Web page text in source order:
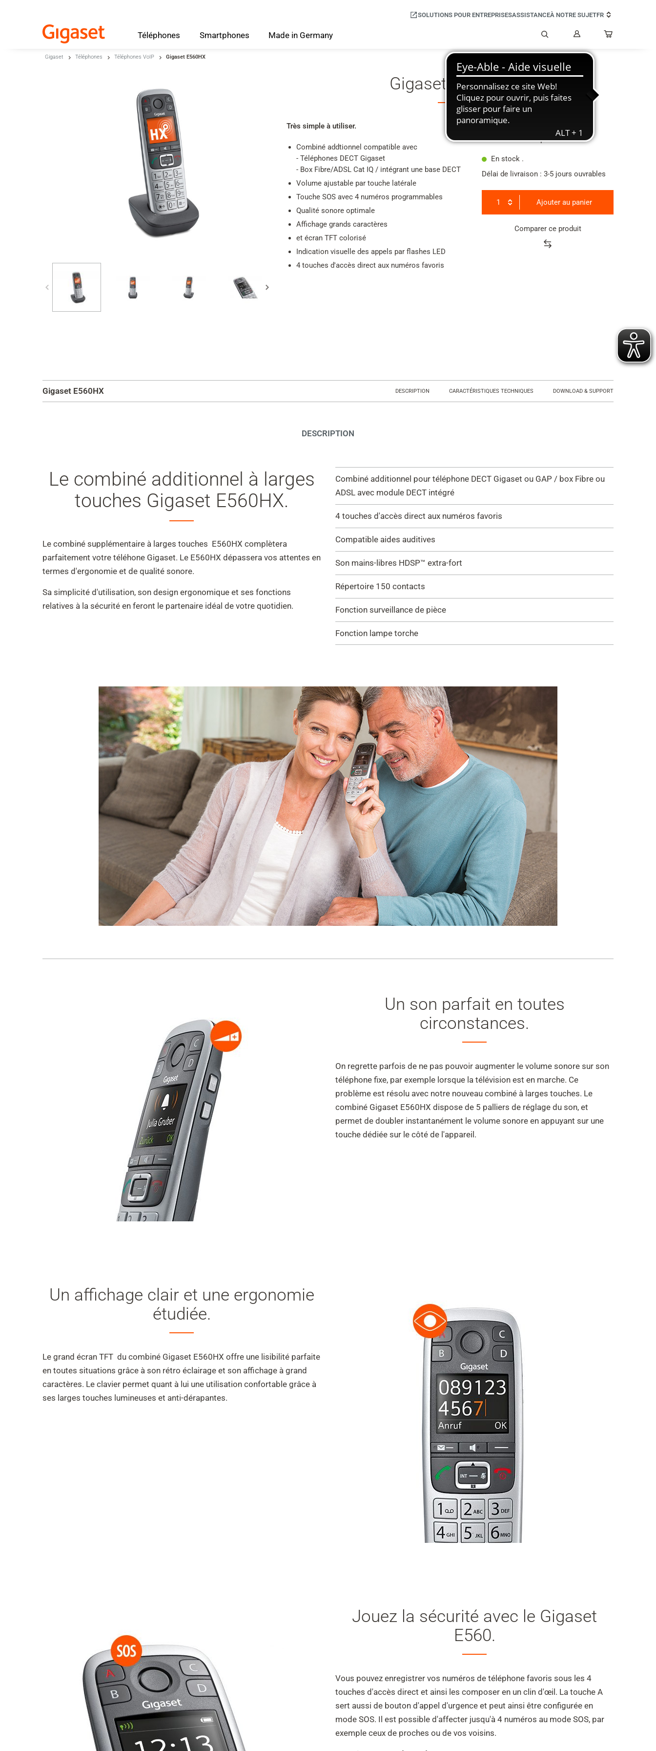
Skip to main content
SOLUTIONS POUR ENTREPRISESASSISTANCEÀ NOTRE SUJETFR
Recherchercompte
Téléphones Smartphones Made in Germany
Gigaset Téléphones Téléphones VoIP Gigaset E560HX
Gigaset E560HX
74,99 €
Toutes taxes comprises
En stock .
Délai de livraison : 3-5 jours ouvrables
1 Ajouter au panier
Comparer ce produit
Très simple à utiliser.
Combiné addtionnel compatible avec
- Téléphones DECT Gigaset
- Box Fibre/ADSL Cat IQ / intégrant une base DECT
Volume ajustable par touche latérale
Touche SOS avec 4 numéros programmables
Qualité sonore optimale
Affichage grands caractères
et écran TFT colorisé
Indication visuelle des appels par flashes LED
4 touches d'accès direct aux numéros favoris
Gigaset E560HX DESCRIPTION CARACTÉRISTIQUES TECHNIQUES DOWNLOAD & SUPPORT
DESCRIPTION
Le combiné additionnel à larges
touches Gigaset E560HX.
Le combiné supplémentaire à larges touches E560HX complètera
parfaitement votre téléhone Gigaset. Le E560HX dépassera vos attentes en
termes d'ergonomie et de qualité sonore.
Sa simplicité d'utilisation, son design ergonomique et ses fonctions
relatives à la sécurité en feront le partenaire idéal de votre quotidien.
Combiné additionnel pour téléphone DECT Gigaset ou GAP / box Fibre ou
ADSL avec module DECT intégré
4 touches d'accès direct aux numéros favoris
Compatible aides auditives
Son mains-libres HDSP™ extra-fort
Répertoire 150 contacts
Fonction surveillance de pièce
Fonction lampe torche
Un son parfait en toutes
circonstances.
On regrette parfois de ne pas pouvoir augmenter le volume sonore sur son
téléphone fixe, par exemple lorsque la télévision est en marche. Ce
problème est résolu avec notre nouveau combiné à larges touches. Le
combiné Gigaset E560HX dispose de 5 palliers de réglage du son, et
permet de doubler instantanément le volume sonore en appuyant sur une
touche dédiée sur le côté de l'appareil.
Un affichage clair et une ergonomie
étudiée.
Le grand écran TFT du combiné Gigaset E560HX offre une lisibilité parfaite
en toutes situations grâce à son rétro éclairage et son affichage à grand
caractères. Le clavier permet quant à lui une utilisation confortable grâce à
ses larges touches lumineuses et anti-dérapantes.
Jouez la sécurité avec le Gigaset
E560.
Vous pouvez enregistrer vos numéros de téléphone favoris sous les 4
touches d'accès direct et ainsi les composer en un clin d'œil. La touche A
sert aussi de bouton d'appel d'urgence et peut ainsi être configurée en
mode SOS. Il est possible d'affecter jusqu'à 4 numéros au mode SOS, par
exemple ceux de proches ou de vos voisins.